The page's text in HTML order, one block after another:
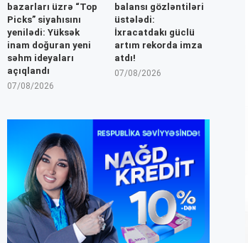
bazarları üzrə “Top
Picks” siyahısını
yenilədi: Yüksək
inam doğuran yeni
səhm ideyaları
açıqlandı
07/08/2026
balansı gözləntiləri
üstələdi:
İxracatdakı güclü
artım rekorda imza
atdı!
07/08/2026